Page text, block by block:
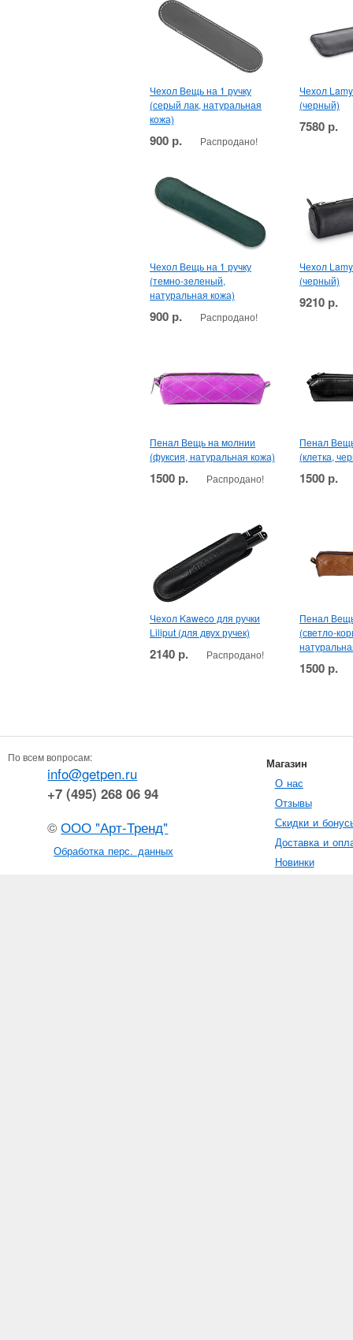
Чехол Вещь на 1 ручку
(серый лак, натуральная
кожа)
900 р. Распродано!
Чехол
(черный)
7580 р.
Чехол Вещь на 1 ручку
(темно-зеленый,
натуральная кожа)
900 р. Распродано!
Чехол
(черный)
9210 р.
Пенал Вещь на молнии
(фуксия, натуральная кожа)
1500 р. Распродано!
Пенал
(клетка,
1500 р.
Чехол Kaweco для ручки
Liliput (для двух ручек)
2140 р. Распродано!
Пенал
(светло-
1500 р.
По всем вопросам:
info@getpen.ru
+7 (495) 268 06 94
©ООО "Арт-Тренд"
Обработка перс. данных
Магазин
О нас
Отзывы
Скидки и
Доставка и
Новинки